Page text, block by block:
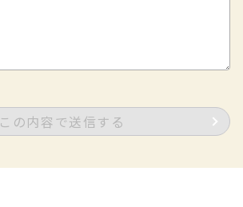
この内容で送信する